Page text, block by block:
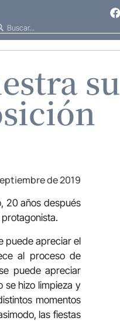
su
de 2019
20 años después
puede apreciar el
al proceso de
puede apreciar
se hizo limpieza y
momentos
las fiestas